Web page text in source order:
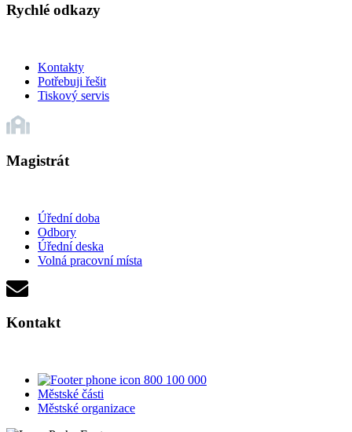
Rychlé odkazy
Kontakty
Potřebuji řešit
Tiskový servis
Magistrát
Úřední doba
Odbory
Úřední deska
Volná pracovní místa
Kontakt
800 100 000
Městské části
Městské organizace